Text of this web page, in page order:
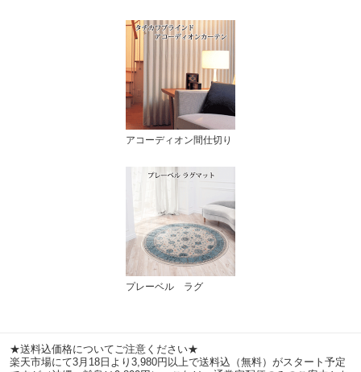
アコーディオン間仕切り
プレーベル ラグ
★送料込価格についてご注意ください★
楽天市場にて3月18日より3,980円以上で送料込（無料）がスタート予定